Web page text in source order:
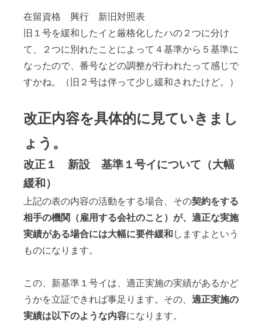
在留資格 興行 新旧対照表
旧１号を緩和したイと厳格化したハの２つに分け
て、２つに別れたことによって４基準から５基準に
なったので、番号などの調整が行われたって感じで
すかね。（旧２号は伴って少し緩和されたけど。）
改正内容を具体的に見ていきまし
ょう。
改正１ 新設 基準１号イについて（大幅
緩和）
上記の表の内容の活動をする場合、その契約をする
相手の機関（雇用する会社のこと）が、適正な実施
実績がある場合には大幅に要件緩和しますよという
ものになります。
この、新基準１号イは、適正実施の実績があるかど
うかを立証できれば事足ります。その、 適正実施の
実績は以下のような内容になります。